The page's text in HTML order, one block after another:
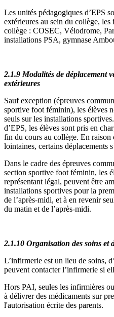
Les unités pédagogiques d’EPS
extérieures au sein du collège,
collège : COSEC, Vélodrome,
installations PSA, gymnase
2.1.9 Modalités de déplacement
extérieures
Sauf exception (épreuves
sportive foot féminin), les élèves
seuls sur les installations
d’EPS, les élèves sont pris en
fin du cours au collège. En raison
lointaines, certains déplacements
Dans le cadre des épreuves
section sportive foot féminin, les
représentant légal, peuvent être
installations sportives pour la
de l’après-midi, et à en revenir
du matin et de l’après-midi.
2.1.10 Organisation des soins et
L’infirmerie est un lieu de soins,
peuvent contacter l’infirmerie si
Hors PAI, seules les infirmières
à délivrer des médicaments sur
l'autorisation écrite des parents.